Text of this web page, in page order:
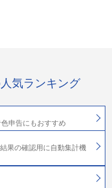
気ランキング
申告にもおすすめ
果の確認用に自動集計機